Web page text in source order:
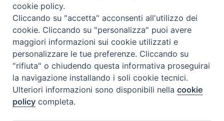
Diocesi
di Como
Diocesi di Como | piazza Grimoldi, 5
Riproduzione solo con permesso.
cookie policy.
Cliccando su "accetta" acconsenti all'utilizzo dei
cookie. Cliccando su "personalizza" puoi avere
maggiori informazioni sui cookie utilizzati e
personalizzare le tue preferenze. Cliccando su
"rifiuta" o chiudendo questa informativa proseguirai
la navigazione installando i soli cookie tecnici.
Ulteriori informazioni sono disponibili nellacookie
policy completa.